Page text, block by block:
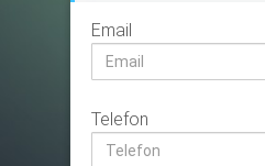
Email
Telefon